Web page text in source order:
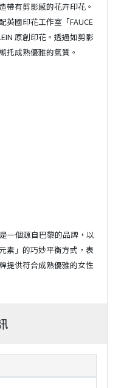
帶有剪影感的花卉印花。
英國印花工作室「FAUCE
原創印花。透過如剪影
托成熟優雅的氣質。
一個源自巴黎的品牌，以
素」的巧妙平衡方式，表
提供符合成熟優雅的女性